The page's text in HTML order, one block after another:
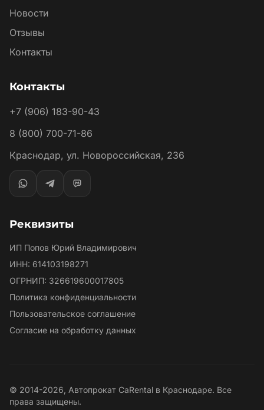
Новости
Отзывы
Контакты
Контакты
+7 (906) 183-90-43
8 (800) 700-71-86
Краснодар, ул. Новороссийская, 236
Реквизиты
ИП Попов Юрий Владимирович
ИНН: 614103198271
ОГРНИП: 326619600017805
Политика конфиденциальности
Пользовательское соглашение
Согласие на обработку данных
© 2014-2026, Автопрокат CaRental в Краснодаре. Все
права защищены.